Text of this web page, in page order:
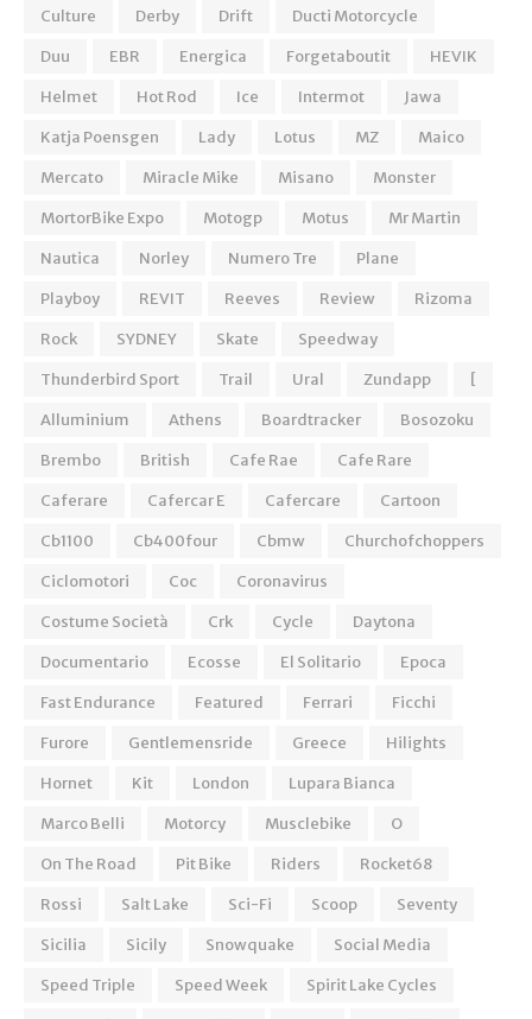
Culture
Derby Drift
Ducti Motorcycle
Duu
EBR Energica Forgetaboutit
HEVIK
Helmet
Hot Rod Ice Intermot
Jawa
Katja Poensgen
Lady Lotus MZ
Maico
Mercato
Miracle Mike Misano
Monster
MortorBike Expo
Motogp Motus
Mr Martin
Nautica
Norley Numero Tre
Plane
Playboy
REVIT Reeves Review
Rizoma
Rock
SYDNEY Skate
Speedway
Thunderbird Sport
Trail Ural Zundapp
[
Alluminium
Athens Boardtracker
Bosozoku
Brembo
British Cafe Rae
Cafe Rare
Caferare
Cafercar E Cafercare
Cartoon
Cb1100
Cb400four Cbmw
Churchofchoppers
Ciclomotori
Coc
Coronavirus
Costume Società
Crk Cycle
Daytona
Documentario
Ecosse El Solitario
Epoca
Fast Endurance
Featured Ferrari
Ficchi
Furore
Gentlemensride Greece
Hilights
Hornet
Kit London
Lupara Bianca
Marco Belli
Motorcy Musclebike
O
On The Road
Pit Bike Riders
Rocket68
Rossi
Salt Lake Sci-Fi Scoop
Seventy
Sicilia
Sicily Snowquake
Social Media
Speed Triple
Speed Week
Spirit Lake Cycles